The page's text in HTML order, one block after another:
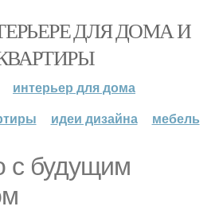
ДЛЯ ДОМА И
интерьер для дома
идеи дизайна мебель
с будущим